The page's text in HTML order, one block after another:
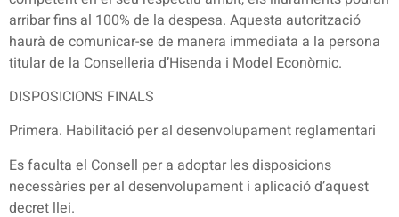
arribar fins al 100% de la despesa. Aquesta autorització
haurà de comunicar-se de manera immediata a la persona
titular de la Conselleria d’Hisenda i Model Econòmic.
DISPOSICIONS FINALS
Primera. Habilitació per al desenvolupament reglamentari
Es faculta el Consell per a adoptar les disposicions
necessàries per al desenvolupament i aplicació d’aquest
decret llei.